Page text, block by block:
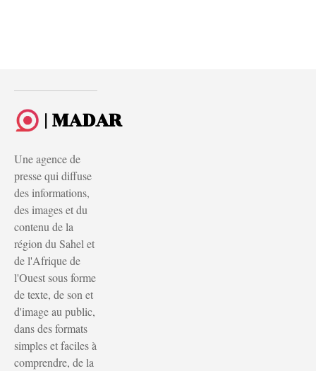
| MADAR
Une agence de
presse qui diffuse
des informations,
des images et du
contenu de la
région du Sahel et
de l'Afrique de
l'Ouest sous forme
de texte, de son et
d'image au public,
dans des formats
simples et faciles à
comprendre, de la